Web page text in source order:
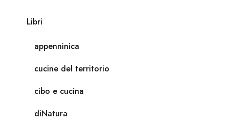
Libri
appenninica
cucine del territorio
cibo e cucina
diNatura